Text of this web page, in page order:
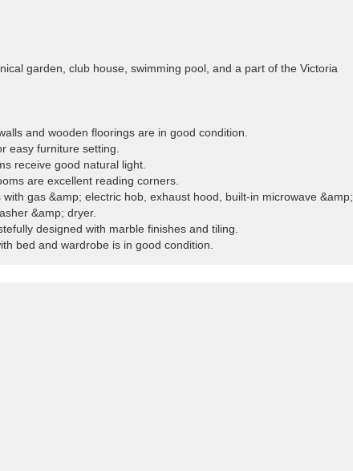
garden, club house, swimming pool, and a part of the Victoria
and wooden floorings are in good condition.
easy furniture setting.
receive good natural light.
are excellent reading corners.
gas &amp; electric hob, exhaust hood, built-in microwave &amp;
&amp; dryer.
designed with marble finishes and tiling.
bed and wardrobe is in good condition.